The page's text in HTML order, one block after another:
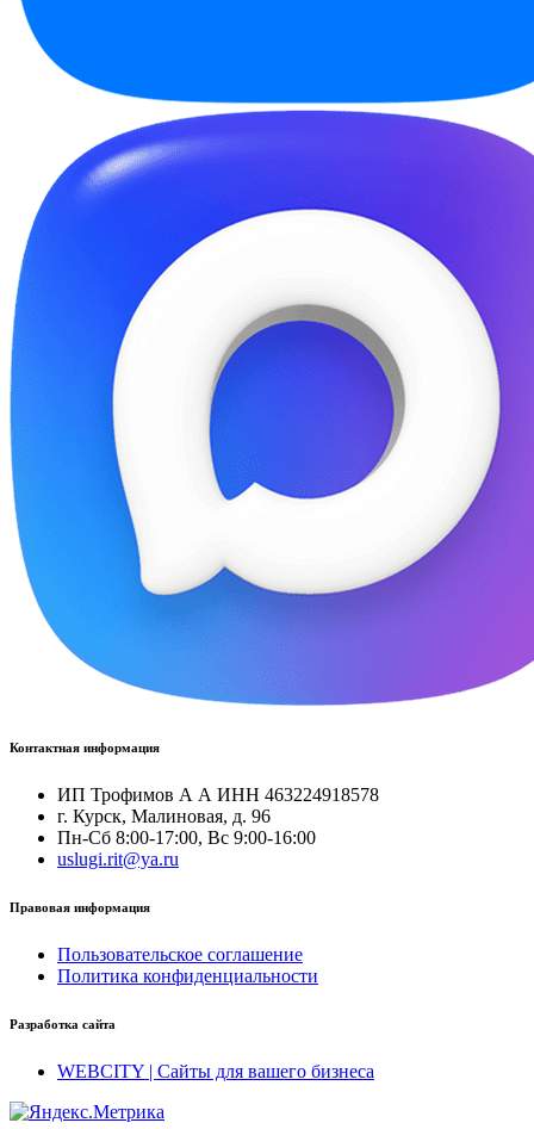
Контактная информация
ИП Трофимов А А ИНН 463224918578
г. Курск, Малиновая, д. 96
Пн-Сб 8:00-17:00, Вс 9:00-16:00
uslugi.rit@ya.ru
Правовая информация
Пользовательское соглашение
Политика конфиденциальности
Разработка сайта
WEBCITY | Сайты для вашего бизнеса